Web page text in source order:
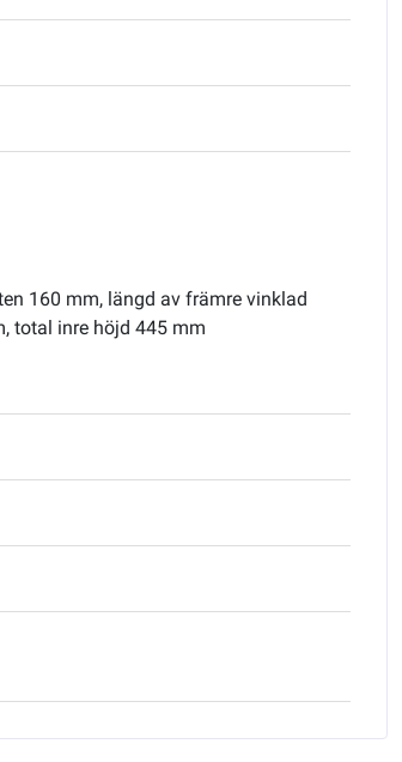
160 mm, längd av främre vinklad
total inre höjd 445 mm